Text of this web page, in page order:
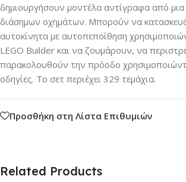
δημιουργήσουν μοντέλα αντίγραφα από μια
διάσημων οχημάτων. Μπορούν να
αυτοκίνητα με αυτοπεποίθηση
LEGO Builder και να ζουμάρουν, να
παρακολουθούν την πρόοδο
οδηγίες. Το σετ περιέχει 329 τεμάχια.
Προσθήκη στη Λίστα Επιθυμιών
Related Products